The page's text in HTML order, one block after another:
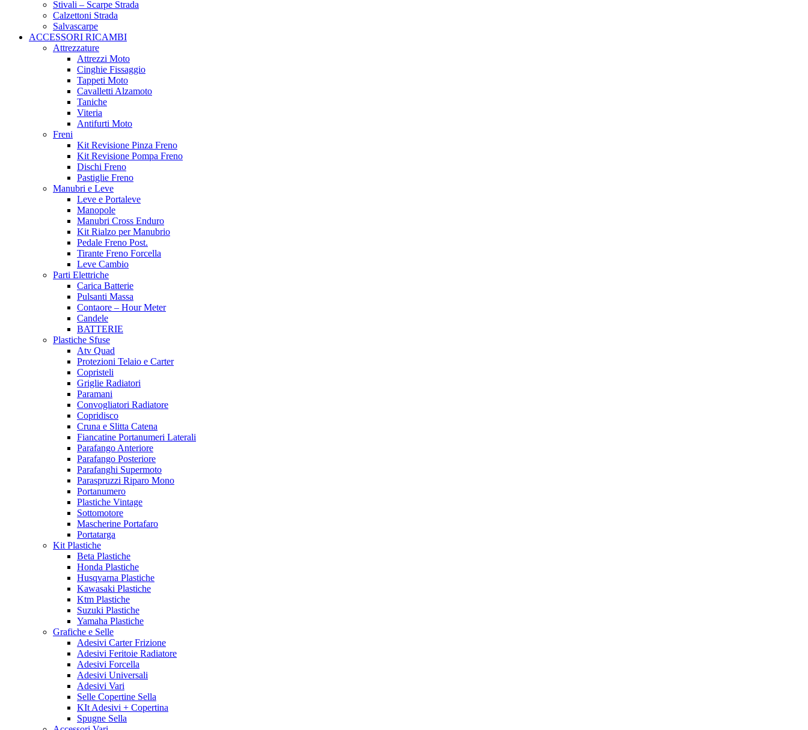
Stivali – Scarpe Strada
Calzettoni Strada
Salvascarpe
ACCESSORI RICAMBI
Attrezzature
Attrezzi Moto
Cinghie Fissaggio
Tappeti Moto
Cavalletti Alzamoto
Taniche
Viteria
Antifurti Moto
Freni
Kit Revisione Pinza Freno
Kit Revisione Pompa Freno
Dischi Freno
Pastiglie Freno
Manubri e Leve
Leve e Portaleve
Manopole
Manubri Cross Enduro
Kit Rialzo per Manubrio
Pedale Freno Post.
Tirante Freno Forcella
Leve Cambio
Parti Elettriche
Carica Batterie
Pulsanti Massa
Contaore – Hour Meter
Candele
BATTERIE
Plastiche Sfuse
Atv Quad
Protezioni Telaio e Carter
Copristeli
Griglie Radiatori
Paramani
Convogliatori Radiatore
Copridisco
Cruna e Slitta Catena
Fiancatine Portanumeri Laterali
Parafango Anteriore
Parafango Posteriore
Parafanghi Supermoto
Paraspruzzi Riparo Mono
Portanumero
Plastiche Vintage
Sottomotore
Mascherine Portafaro
Portatarga
Kit Plastiche
Beta Plastiche
Honda Plastiche
Husqvarna Plastiche
Kawasaki Plastiche
Ktm Plastiche
Suzuki Plastiche
Yamaha Plastiche
Grafiche e Selle
Adesivi Carter Frizione
Adesivi Feritoie Radiatore
Adesivi Forcella
Adesivi Universali
Adesivi Vari
Selle Copertine Sella
KIt Adesivi + Copertina
Spugne Sella